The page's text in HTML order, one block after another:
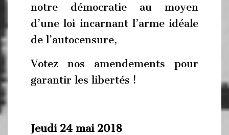
notre démocratie au moyen
d’une loi incarnant l’arme idéale
de l’autocensure,
Votez nos amendements pour
garantir les libertés !
Jeudi 24 mai 2018